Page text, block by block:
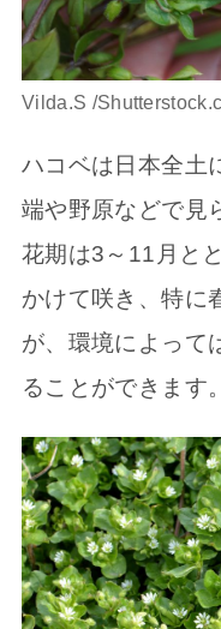
Vilda.S /
ハコベは日本全土
端や野原などで見
花期は3～11月と
かけて咲き、特に
が、環境によって
ることができます。